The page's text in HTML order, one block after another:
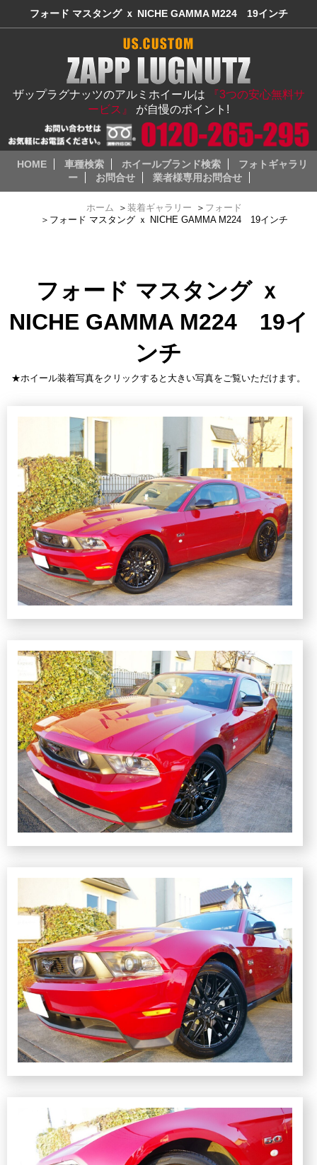
フォード マスタング ｘ NICHE GAMMA M224 19インチ
ザップラグナッツのアルミホイールは
『3つの安心無料サ
ービス』 が自慢のポイント!
HOME 車種検索 ホイールブランド検索
フォトギャラリ
ー
お問合せ 業者様専用お問合せ
ホーム ＞ 装着ギャラリー ＞ フォード
＞ フォード マスタング ｘ NICHE GAMMA M224 19インチ
フォード マスタング ｘ
NICHE GAMMA M224 19イ
ンチ
★ホイール装着写真をクリックすると大きい写真をご覧いただけます。